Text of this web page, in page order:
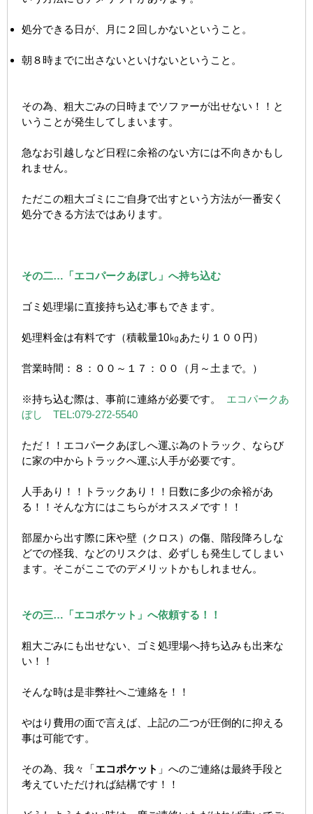
処分できる日が、月に２回しかないということ。
朝８時までに出さないといけないということ。
その為、粗大ごみの日時までソファーが出せない！！と
いうことが発生してしまいます。
急なお引越しなど日程に余裕のない方には不向きかもし
れません。
ただこの粗大ゴミにご自身で出すという方法が一番安く
処分できる方法ではあります。
その二…「エコパークあぼし」へ持ち込む
ゴミ処理場に直接持ち込む事もできます。
処理料金は有料です（積載量10㎏あたり１００円）
営業時間：８：００～１７：００（月～土まで。）
※持ち込む際は、事前に連絡が必要です。 エコパークあ
ぼし TEL:079-272-5540
ただ！！エコパークあぼしへ運ぶ為のトラック、ならび
に家の中からトラックへ運ぶ人手が必要です。
人手あり！！トラックあり！！日数に多少の余裕があ
る！！そんな方にはこちらがオススメです！！
部屋から出す際に床や壁（クロス）の傷、階段降ろしな
どでの怪我、などのリスクは、必ずしも発生してしまい
ます。そこがここでのデメリットかもしれません。
その三…「エコポケット」へ依頼する！！
粗大ごみにも出せない、ゴミ処理場へ持ち込みも出来な
い！！
そんな時は是非弊社へご連絡を！！
やはり費用の面で言えば、上記の二つが圧倒的に抑える
事は可能です。
その為、我々「エコポケット 」へのご連絡は最終手段と
考えていただければ結構です！！